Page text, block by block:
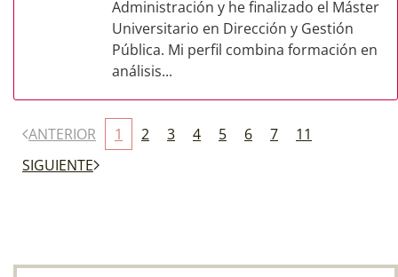
Administración y he finalizado el Máster
Universitario en Dirección y Gestión
Pública. Mi perfil combina formación en
análisis...
ANTERIOR 1 2 3 4 5 6 7
11
SIGUIENTE